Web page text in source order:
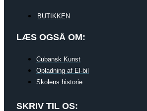
BUTIKKEN
LÆS OGSÅ OM:
Cubansk Kunst
Opladning af El-bil
Skolens historie
SKRIV TIL OS: